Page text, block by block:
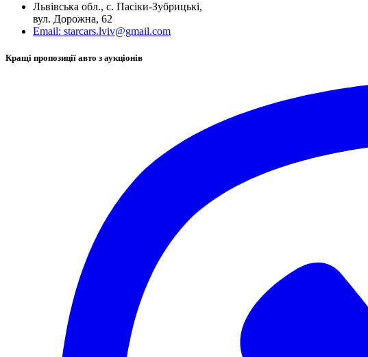
Львівська обл., с. Пасіки-Зубрицькі,
вул. Дорожна, 62
Email: starcars.lviv@gmail.com
Кращі пропозиції авто з аукціонів